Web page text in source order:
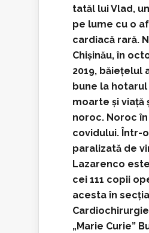
tatăl lui Vlad,
pe lume cu o
cardiacă rară.
Chișinău, în
2019, băiețelul
bune la
moarte și viață
noroc. Noroc
covidului. Într-
paralizată de
Lazarenco
cei 111 copii
acesta în
„Marie Curie”